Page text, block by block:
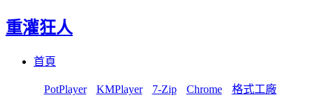
重灌狂人
首頁
PotPlayer KMPlayer 7-Zip Chrome 格式工廠